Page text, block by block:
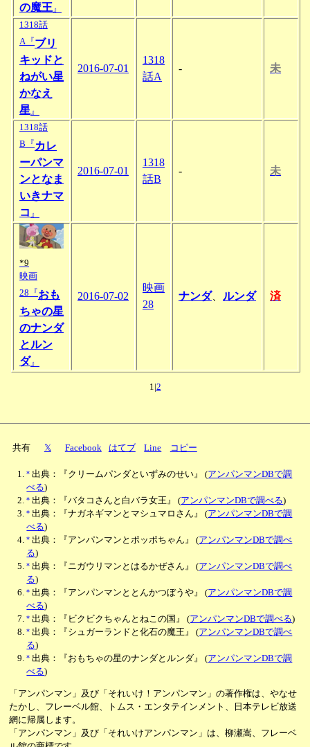
の魔王 』
1318話
A『ブリ
キッドと
ねがい星
かなえ
星 』
2016-07-01
1318
話A
- 未
1318話
B『 カレ
ーパンマ
ンとなま
いきナマ
コ 』
2016-07-01
1318
話B
- 未
*9
映画
28『おも
ちゃの星
のナンダ
とルン
ダ 』
2016-07-02
映画
28
ナンダ、 ルンダ 済
1| 2
共有 𝕏 Facebook はてブ Line コピー
* 出典：『クリームパンダといずみのせい』(アンパンマンDBで調
べる)
* 出典：『バタコさんと白バラ女王』(アンパンマンDBで調べる)
* 出典：『ナガネギマンとマシュマロさん』(アンパンマンDBで調
べる)
* 出典：『アンパンマンとポッポちゃん』(アンパンマンDBで調べ
る)
* 出典：『ニガウリマンとはるかぜさん』(アンパンマンDBで調べ
る)
* 出典：『アンパンマンととんかつぼうや』(アンパンマンDBで調
べる)
* 出典：『ビクビクちゃんとねこの国』(アンパンマンDBで調べる)
* 出典：『シュガーランドと化石の魔王』(アンパンマンDBで調べ
る)
* 出典：『おもちゃの星のナンダとルンダ』(アンパンマンDBで調
べる)
「アンパンマン」及び「それいけ！アンパンマン」の著作権は、やなせ
たかし、フレーベル館、トムス・エンタテインメント、日本テレビ放送
網に帰属します。
「アンパンマン」及び「それいけアンパンマン」は、柳瀬嵩、フレーベ